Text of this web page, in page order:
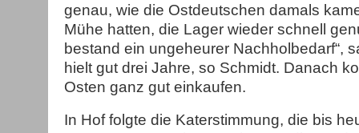
genau, wie die Ostdeutschen damals
Mühe hatten, die Lager wieder schnell
bestand ein ungeheurer Nachholbedarf“,
hielt gut drei Jahre, so Schmidt. Danach
Osten ganz gut einkaufen.
In Hof folgte die Katerstimmung, die bis